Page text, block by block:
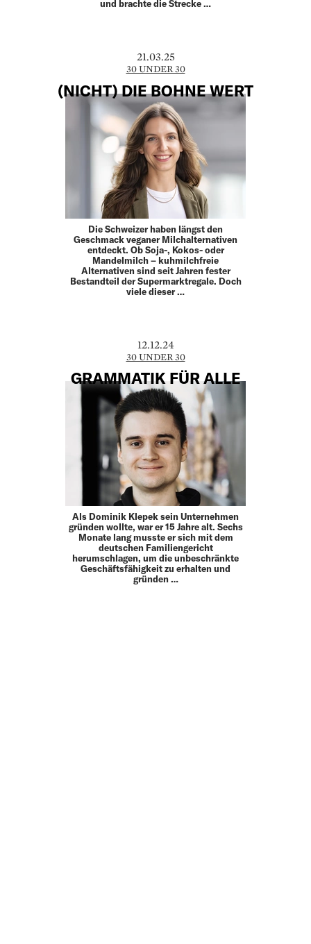
und brachte die Strecke …
21.03.25
30 UNDER 30
(NICHT) DIE BOHNE WERT
Die Schweizer haben längst den
Geschmack veganer Milchalternativen
entdeckt. Ob Soja-, Kokos- oder
Mandelmilch – kuhmilchfreie
Alternativen sind seit Jahren fester
Bestandteil der Supermarktregale. Doch
viele dieser …
12.12.24
30 UNDER 30
GRAMMATIK FÜR ALLE
Als Dominik Klepek sein Unternehmen
gründen wollte, war er 15 Jahre alt. Sechs
Monate lang musste er sich mit dem
deutschen Familiengericht
herumschlagen, um die unbeschränkte
Geschäftsfähigkeit zu erhalten und
gründen …